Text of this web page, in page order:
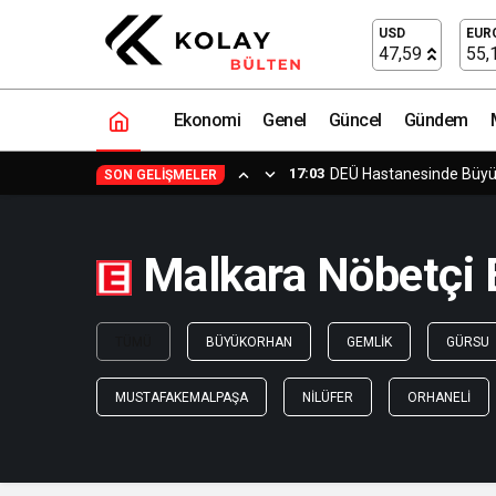
USD
47,59
Ekonomi Genel Güncel Gündem
SON GELIŞMELER 17:03 DEÜ Hastanesinde
Malkara Nöbetçi
BÜYÜKORHAN GEMLIK GÜRSU
MUSTAFAKEMALPAŞA NILÜFER ORHANELI